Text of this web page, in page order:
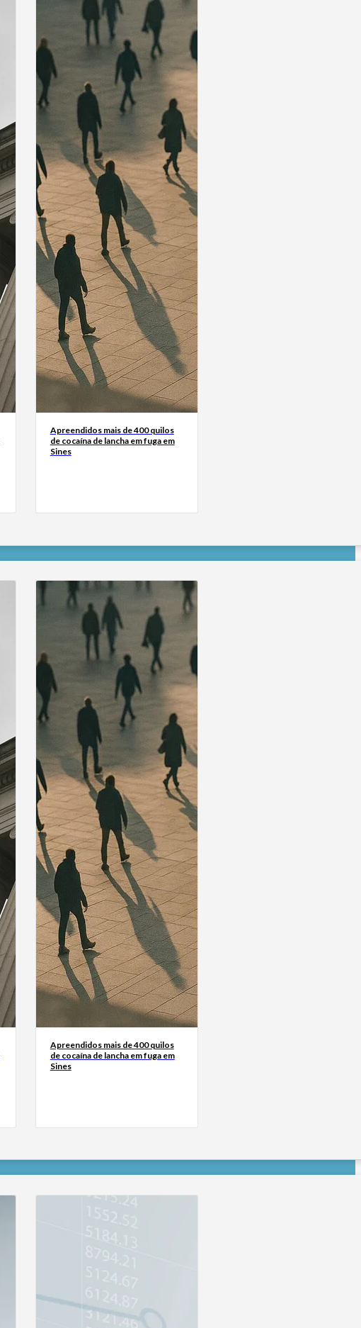
Apreendidos mais de 400 quilos
de cocaína de lancha em fuga em
Sines
Apreendidos mais de 400 quilos
de cocaína de lancha em fuga em
Sines